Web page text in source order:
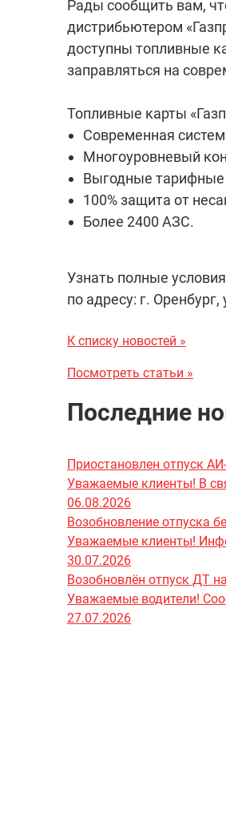
Рады сообщить вам,
дистрибьютером
доступны топливные
заправляться на
Топливные карты
Современная
Многоуровневый
Выгодные тарифные
100% защита от
Более 2400 АЗС.
Узнать полные
по адресу: г.
К списку новостей »
Посмотреть статьи »
Последние
Приостановлен отпуск
Уважаемые клиенты! В
06.08.2026
Возобновление отпуска
Уважаемые клиенты!
30.07.2026
Возобновлён отпуск ДТ
Уважаемые водители!
27.07.2026